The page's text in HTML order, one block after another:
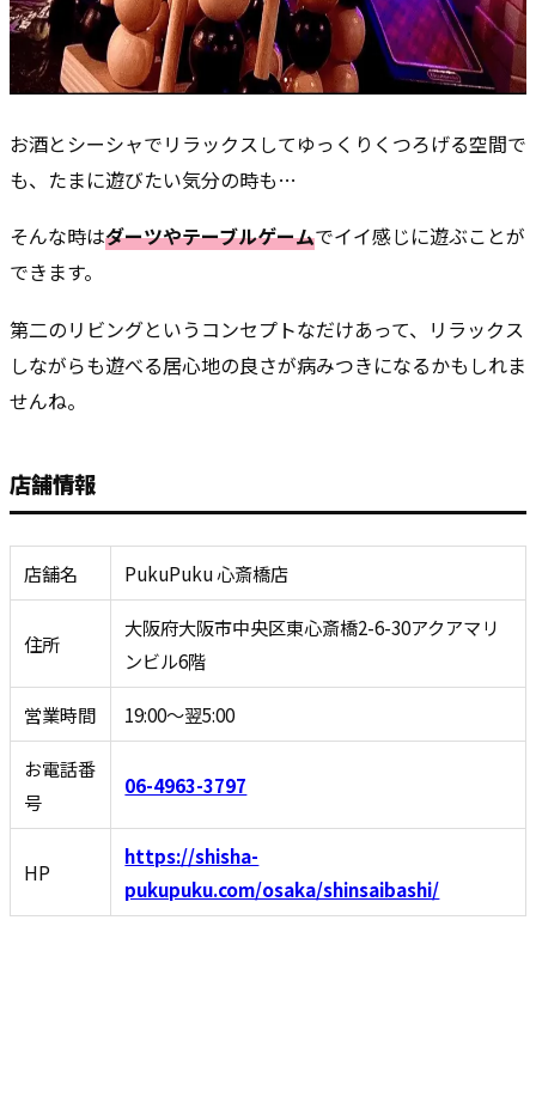
お酒とシーシャでリラックスしてゆっくりくつろげる空間で
も、たまに遊びたい気分の時も…
そんな時はダーツやテーブルゲームでイイ感じに遊ぶことが
できます。
第二のリビングというコンセプトなだけあって、リラックス
しながらも遊べる居心地の良さが病みつきになるかもしれま
せんね。
店舗情報
店舗名 PukuPuku 心斎橋店
住所
大阪府大阪市中央区東心斎橋2-6-30アクアマリ
ンビル6階
営業時間 19:00〜翌5:00
お電話番
号
06-4963-3797
HP
https://shisha-
pukupuku.com/osaka/shinsaibashi/